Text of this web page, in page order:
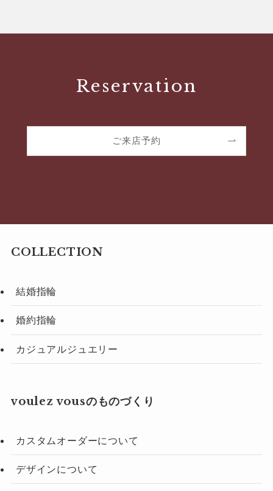
Reservation
ご来店予約
COLLECTION
結婚指輪
婚約指輪
カジュアルジュエリー
voulez vousのものづくり
カスタムオーダーについて
デザインについて